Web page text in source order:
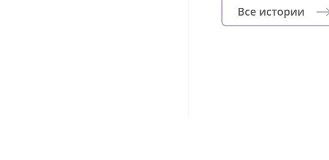
Все истории